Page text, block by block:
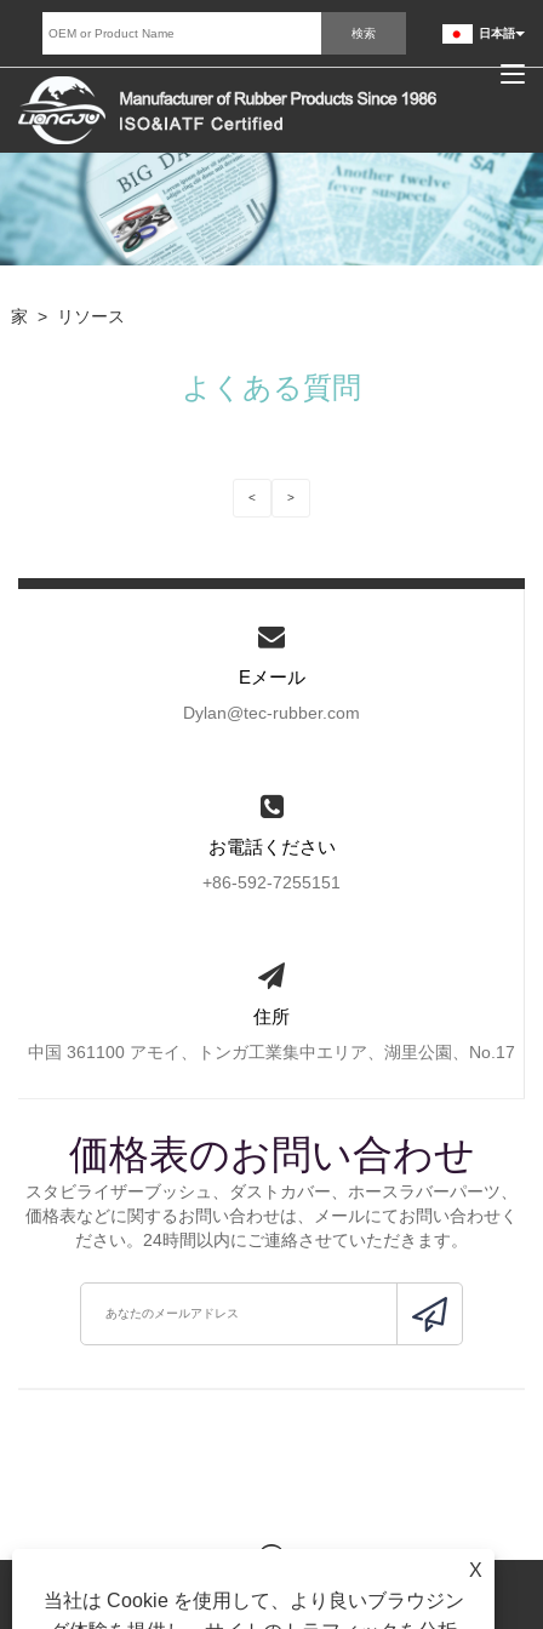
日本語
家 > リソース
よくある質問
< >
X
当社は Cookie を使用して、より良いブラウジン
Eメール
Dylan@tec-rubber.com
お電話ください
+86-592-7255151
住所
中国 361100 アモイ、トンガ工業集中エリア、湖里公園、No.17
価格表のお問い合わせ
スタビライザーブッシュ、ダストカバー、ホースラバーパーツ、
価格表などに関するお問い合わせは、メールにてお問い合わせく
ださい。24時間以内にご連絡させていただきます。